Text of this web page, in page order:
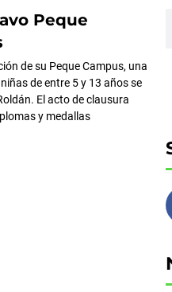
Peque
de su Peque Campus, una
de entre 5 y 13 años se
El acto de clausura
y medallas